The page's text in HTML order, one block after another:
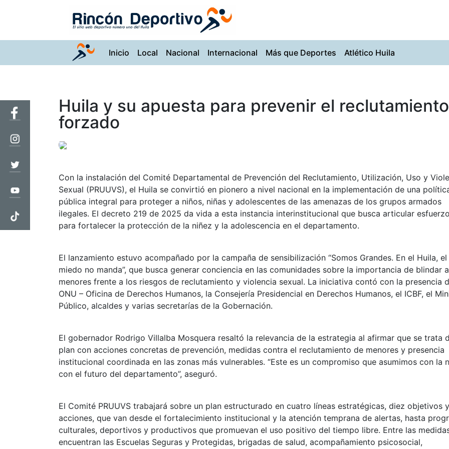
Inicio (current)
Local Nacional Internacional Más que Deportes Atlético Huila
Huila y su apuesta para prevenir el reclutamiento
forzado
Con la instalación del Comité Departamental de Prevención del Reclutamiento, Utilización, Uso y
Sexual (PRUUVS), el Huila se convirtió en pionero a nivel nacional en la implementación de una
pública integral para proteger a niños, niñas y adolescentes de las amenazas de los grupos armados
ilegales. El decreto 219 de 2025 da vida a esta instancia interinstitucional que busca articular
para fortalecer la protección de la niñez y la adolescencia en el departamento.
El lanzamiento estuvo acompañado por la campaña de sensibilización “Somos Grandes. En el Huila, el
miedo no manda”, que busca generar conciencia en las comunidades sobre la importancia de blindar
menores frente a los riesgos de reclutamiento y violencia sexual. La iniciativa contó con la presencia
ONU – Oficina de Derechos Humanos, la Consejería Presidencial en Derechos Humanos, el ICBF, el
Público, alcaldes y varias secretarías de la Gobernación.
El gobernador Rodrigo Villalba Mosquera resaltó la relevancia de la estrategia al afirmar que se trata
plan con acciones concretas de prevención, medidas contra el reclutamiento de menores y presencia
institucional coordinada en las zonas más vulnerables. “Este es un compromiso que asumimos con la
con el futuro del departamento”, aseguró.
El Comité PRUUVS trabajará sobre un plan estructurado en cuatro líneas estratégicas, diez objetivos
acciones, que van desde el fortalecimiento institucional y la atención temprana de alertas, hasta
culturales, deportivos y productivos que promuevan el uso positivo del tiempo libre. Entre las
encuentran las Escuelas Seguras y Protegidas, brigadas de salud, acompañamiento psicosocial,